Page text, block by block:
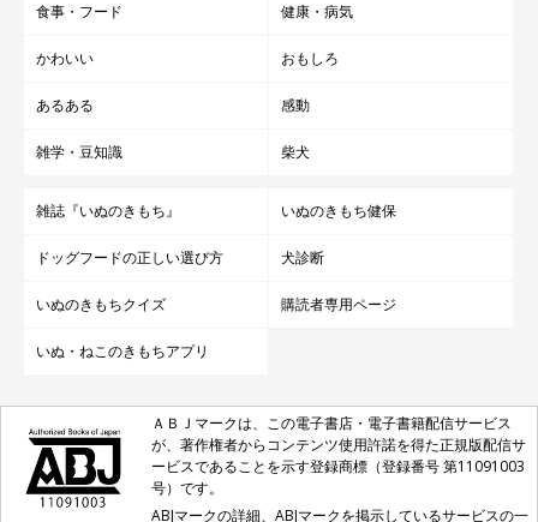
飼い主さん：
毎日とても幸せです。モカにも
『私たちと一緒にいて楽しいし幸
せだな』と思ってもらえるように、これからも信頼関係を築きな
写真提供・取材協力／Instagram（
取材・文／雨宮カイ
食事・フード 健康・病気
かわいい おもしろ
あるある 感動
雑学・豆知識 柴犬
雑誌『いぬのきもち』 いぬのきもち健保
ドッグフードの正しい選び方 犬診断
いぬのきもちクイズ 購読者専用ページ
いぬ・ねこのきもちアプリ
ＡＢＪマークは、この電子書店・電子書籍配信サービス
が、著作権者からコンテンツ使用許諾を得た正規版配信サ
ービスであることを示す登録商標（登録番号 第11091003
号）です。
ABJマークの詳細、ABJマークを掲示しているサービスの一